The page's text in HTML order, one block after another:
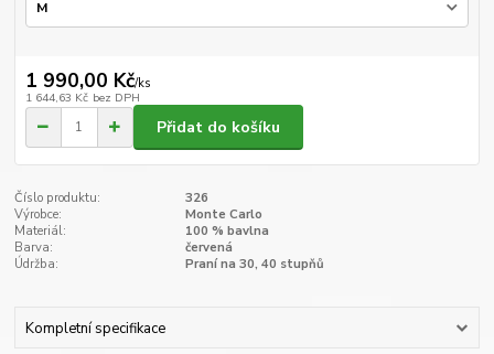
1 990,00 Kč/ks
1 644,63 Kč bez DPH
Přidat do košíku
Číslo produktu:
326
Výrobce:
Monte Carlo
Materiál:
100 % bavlna
Barva:
červená
Údržba:
Praní na 30, 40 stupňů
Kompletní specifikace